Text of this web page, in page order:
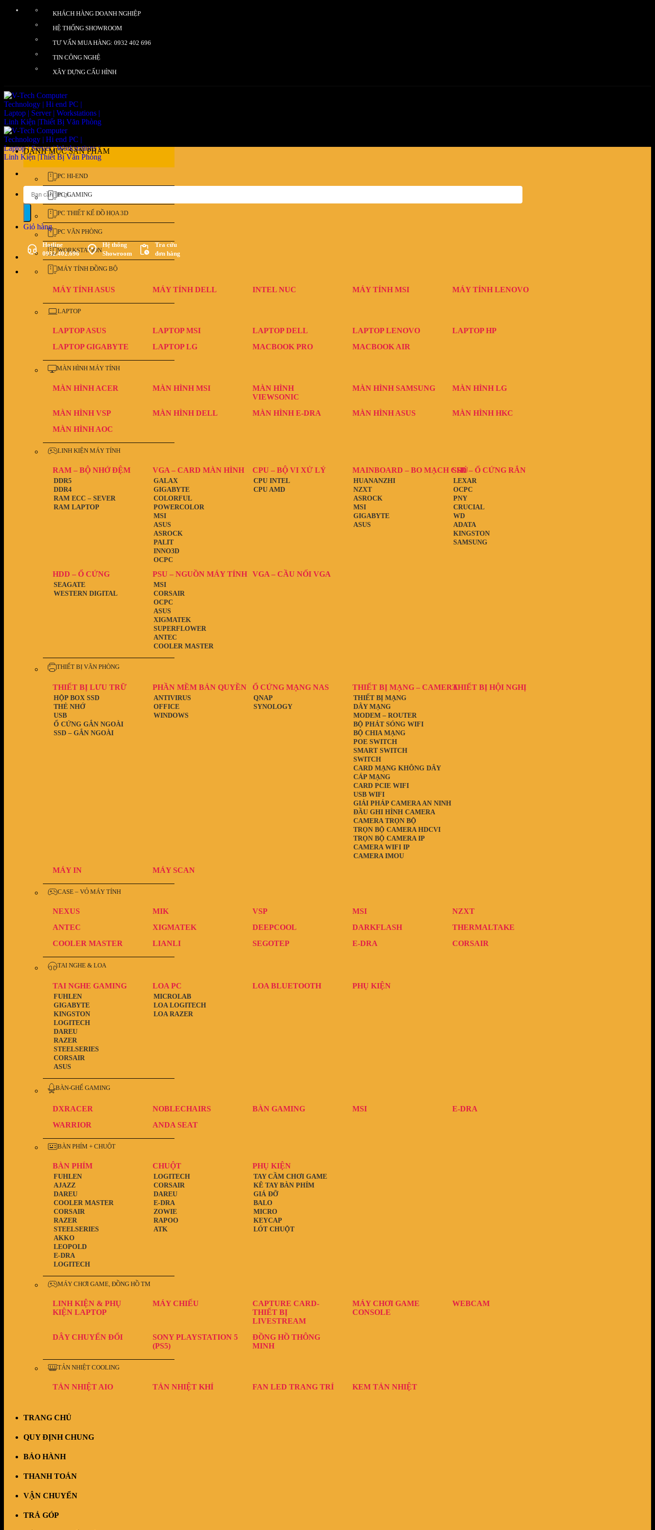
KHÁCH HÀNG DOANH NGHIỆP
HỆ THỐNG SHOWROOM
TƯ VẤN MUA HÀNG: 0932 402 696
TIN CÔNG NGHỆ
XÂY DỰNG CẤU HÌNH
Tìm
kiếm:
Giỏ hàng
Hotline
0932.402.696
Hệ thống
Showroom
Tra cứu
đơn hàng
DANH MỤC SẢN PHẨM
PC HI-END
PC GAMING
PC THIẾT KẾ ĐỒ HỌA 3D
PC VĂN PHÒNG
WORKSTATION
MÁY TÍNH ĐỒNG BỘ
MÁY TÍNH ASUS MÁY TÍNH DELL INTEL NUC MÁY TÍNH MSI MÁY TÍNH LENOVO
LAPTOP
LAPTOP ASUS LAPTOP MSI LAPTOP DELL LAPTOP LENOVO
LAPTOP HP
LAPTOP GIGABYTE
LAPTOP LG MACBOOK PRO MACBOOK AIR
MÀN HÌNH MÁY TÍNH
MÀN HÌNH ACER MÀN HÌNH MSI
MÀN HÌNH
VIEWSONIC
MÀN HÌNH SAMSUNG MÀN HÌNH LG
MÀN HÌNH VSP MÀN HÌNH DELL MÀN HÌNH E-DRA MÀN HÌNH ASUS
MÀN HÌNH HKC
MÀN HÌNH AOC
LINH KIỆN MÁY TÍNH
RAM – BỘ NHỚ ĐỆM
RAM LAPTOP
RAM ECC – SEVER
DDR4
DDR5
VGA – CARD MÀN HÌNH
OCPC
INNO3D
PALIT
ASROCK
ASUS
MSI
POWERCOLOR
COLORFUL
GIGABYTE
GALAX
CPU – BỘ VI XỬ LÝ
CPU AMD
CPU INTEL
MAINBOARD – BO MẠCH CHỦ
ASUS
GIGABYTE
MSI
ASROCK
NZXT
HUANANZHI
SSD – Ổ CỨNG RẮN
SAMSUNG
KINGSTON
ADATA
WD
CRUCIAL
PNY
OCPC
LEXAR
HDD – Ổ CỨNG
WESTERN DIGITAL
SEAGATE
PSU – NGUỒN MÁY TÍNH
COOLER MASTER
ANTEC
SUPERFLOWER
XIGMATEK
ASUS
OCPC
CORSAIR
MSI
VGA – CẦU NỐI VGA
THIẾT BỊ VĂN PHÒNG
THIẾT BỊ LƯU TRỮ
SSD – GẮN NGOÀI
Ổ CỨNG GẮN NGOÀI
USB
THẺ NHỚ
HỘP BOX SSD
PHẦN MỀM BẢN QUYỀN
WINDOWS
OFFICE
ANTIVIRUS
Ổ CỨNG MẠNG NAS
SYNOLOGY
QNAP
THIẾT BỊ MẠNG – CAMERA
GIẢI PHÁP CAMERA AN NINH
CAMERA WIFI IP
CAMERA IMOU
CAMERA TRỌN BỘ
TRỌN BỘ CAMERA IP
TRỌN BỘ CAMERA HDCVI
ĐẦU GHI HÌNH CAMERA
THIẾT BỊ MẠNG
CARD MẠNG KHÔNG DÂY
USB WIFI
CARD PCIE WIFI
CÁP MẠNG
BỘ CHIA MẠNG
SWITCH
SMART SWITCH
POE SWITCH
BỘ PHÁT SÓNG WIFI
MODEM – ROUTER
DÂY MẠNG
THIẾT BỊ HỘI NGHỊ
MÁY IN MÁY SCAN
CASE – VỎ MÁY TÍNH
NEXUS MIK VSP MSI
NZXT
ANTEC
XIGMATEK DEEPCOOL DARKFLASH
THERMALTAKE
COOLER MASTER
LIANLI SEGOTEP E-DRA CORSAIR
TAI NGHE & LOA
TAI NGHE GAMING
ASUS
CORSAIR
STEELSERIES
RAZER
DAREU
LOGITECH
KINGSTON
GIGABYTE
FUHLEN
LOA PC
LOA RAZER
LOA LOGITECH
MICROLAB
LOA BLUETOOTH PHỤ KIỆN
BÀN-GHẾ GAMING
DXRACER NOBLECHAIRS BÀN GAMING MSI
E-DRA
WARRIOR
ANDA SEAT
BÀN PHÍM + CHUỘT
BÀN PHÍM
LOGITECH
E-DRA
LEOPOLD
AKKO
STEELSERIES
RAZER
CORSAIR
COOLER MASTER
DAREU
AJAZZ
FUHLEN
CHUỘT
ATK
RAPOO
ZOWIE
E-DRA
DAREU
CORSAIR
LOGITECH
PHỤ KIỆN
LÓT CHUỘT
KEYCAP
MICRO
BALO
GIÁ ĐỠ
KÊ TAY BÀN PHÍM
TAY CẦM CHƠI GAME
MÁY CHƠI GAME, ĐỒNG HỒ TM
LINH KIỆN & PHỤ
KIỆN LAPTOP
MÁY CHIẾU
CAPTURE CARD-
THIẾT BỊ
LIVESTREAM
MÁY CHƠI GAME
CONSOLE
WEBCAM
DÂY CHUYỂN ĐỔI
SONY PLAYSTATION 5
(PS5)
ĐỒNG HỒ THÔNG
MINH
TẢN NHIỆT COOLING
TẢN NHIỆT AIO TẢN NHIỆT KHÍ FAN LED TRANG TRÍ KEM TẢN NHIỆT
TRANG CHỦ
QUY ĐỊNH CHUNG
BẢO HÀNH
THANH TOÁN
VẬN CHUYỂN
TRẢ GÓP